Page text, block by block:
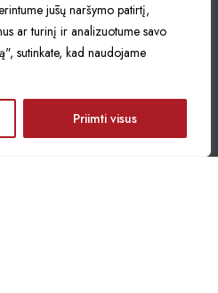
jūsų naršymo patirtį,
ar turinį ir analizuotume savo
sutinkate, kad naudojame
Priimti visus